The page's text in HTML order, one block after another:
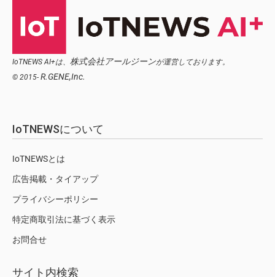
IoTNEWS AI+は、 株式会社アールジーンが運営しております。
© 2015- R.GENE,Inc.
IoTNEWSについて
IoTNEWSとは
広告掲載・タイアップ
プライバシーポリシー
特定商取引法に基づく表示
お問合せ
サイト内検索